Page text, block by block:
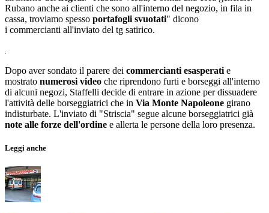
Rubano anche ai clienti che sono all'interno del negozio, in fila in
cassa, troviamo spesso portafogli svuotati" dicono
i commercianti all'inviato del tg satirico.
Dopo aver sondato il parere dei commercianti esasperati e
mostrato numerosi video che riprendono furti e borseggi all'interno
di alcuni negozi, Staffelli decide di entrare in azione per dissuadere
l'attività delle borseggiatrici che in Via Monte Napoleone girano
indisturbate. L'inviato di "Striscia" segue alcune borseggiatrici già
note alle forze dell'ordine e allerta le persone della loro presenza.
Leggi anche